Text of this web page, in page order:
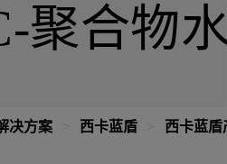
聚合物
决方案 西卡蓝盾 西卡蓝盾